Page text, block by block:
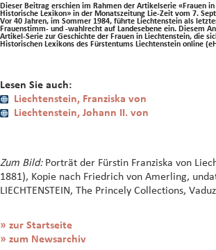
Dieser Beitrag erschien im Rahmen der Artikelserie «Frauen
Historische Lexikon» in der Monatszeitung Lie-Zeit vom 7.
Vor 40 Jahren, im Sommer 1984, führte Liechtenstein als
Frauenstimm- und -wahlrecht auf Landesebene ein. Diesem
Artikel-Serie zur Geschichte der Frauen in Liechtenstein, die
Historischen Lexikons des Fürstentums Liechtenstein online
Lesen Sie auch:
Liechtenstein, Franziska von
Liechtenstein, Johann II. von
Zum Bild: Porträt der Fürstin Franziska von
1881), Kopie nach Friedrich von Amerling,
LIECHTENSTEIN, The Princely Collections,
» zur Startseite
» zum Newsarchiv